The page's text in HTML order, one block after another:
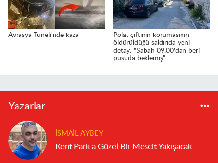
Avrasya Tüneli'nde kaza
Polat çiftinin korumasının
öldürüldüğü saldırıda yeni
detay: "Sabah 09.00'dan beri
pusuda beklemiş"
Yazarlar
İSMAIL AYBEY
Kent Park’a Güzel Bir Mescit Yakışacak